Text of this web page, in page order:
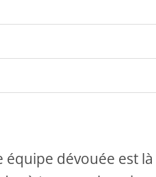
équipe dévouée est